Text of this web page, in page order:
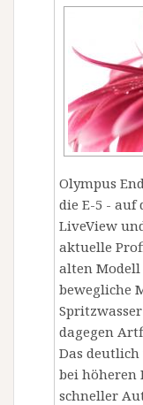
Olympus
die E-5 - auf
LiveView
aktuelle
alten
bewegliche
dagegen
Das
bei höheren
schneller